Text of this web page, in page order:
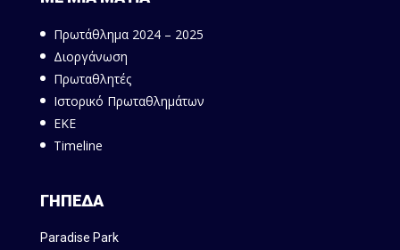
Πρωτάθλημα 2024 – 2025
Διοργάνωση
Πρωταθλητές
Ιστορικό Πρωταθλημάτων
ΕΚΕ
Timeline
ΓΗΠΕΔΑ
Paradise Park